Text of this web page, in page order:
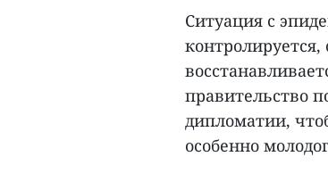
Ситуация с
правительство
дипломатии,
особенно